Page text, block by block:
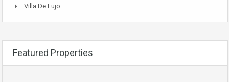
Villa De Lujo
Featured Properties